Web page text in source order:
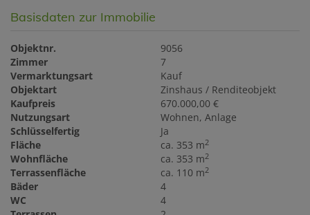
Basisdaten zur Immobilie
Objektnr.
9056
Zimmer
7
Vermarktungsart
Kauf
Objektart
Zinshaus / Renditeobjekt
Kaufpreis
670.000,00 €
Nutzungsart
Wohnen Anlage
Schlüsselfertig
Ja
Fläche
ca. 353 m2
Wohnfläche ca. 353 m2
Terrassenfläche ca. 110 m2
Bäder
4
WC
4